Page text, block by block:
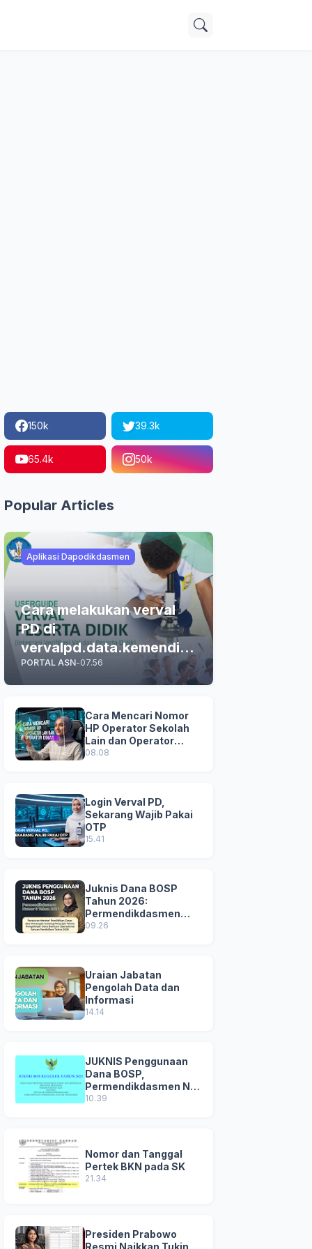
150k 39.3k
65.4k 50k
Popular Articles
Aplikasi Dapodikdasmen
Cara melakukan verval
PD di
vervalpd.data.kemendikd
asmen.go.id
PORTAL ASN-07.56
Cara Mencari Nomor
HP Operator Sekolah
Lain dan Operator
Dinas di SDM Data
08.08
Login Verval PD,
Sekarang Wajib Pakai
OTP
15.41
Juknis Dana BOSP
Tahun 2026:
Permendikdasmen
Nomor 8 Tahun 2026
09.26
Uraian Jabatan
Pengolah Data dan
Informasi
14.14
JUKNIS Penggunaan
Dana BOSP,
Permendikdasmen No
8 Tahun 2025
10.39
Nomor dan Tanggal
Pertek BKN pada SK
21.34
Presiden Prabowo
Resmi Naikkan Tukin